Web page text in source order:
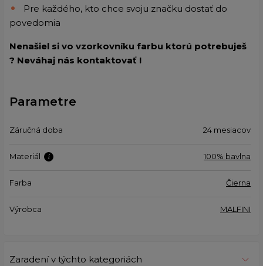
Pre každého, kto chce svoju značku dostať do
povedomia
Nenašiel si vo vzorkovníku farbu ktorú potrebuješ
? Neváhaj nás kontaktovať !
Parametre
Záručná doba 24 mesiacov
Materiál 100% bavlna
Farba Čierna
Výrobca MALFINI
Zaradení v týchto kategoriách